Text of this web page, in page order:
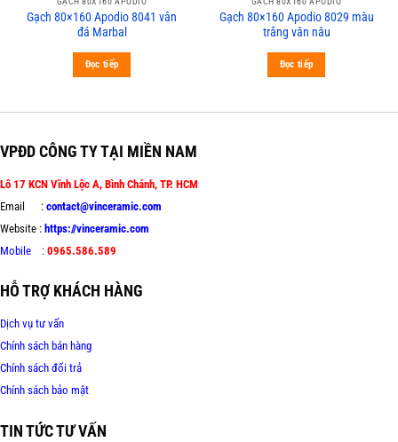
Gạch 80×160 Apodio 8041 vân
đá Marbal
Đọc tiếp
Gạch 80×160 Apodio 8029 màu
trắng vân nâu
Đọc tiếp
VPĐD CÔNG TY TẠI MIỀN NAM
Lô 17 KCN Vĩnh Lộc A, Bình Chánh, TP. HCM
Email : contact@vinceramic.com
Website : https://vinceramic.com
Mobile : 0965.586.589
HỖ TRỢ KHÁCH HÀNG
Dịch vụ tư vấn
Chính sách bán hàng
Chính sách đổi trả
Chính sách bảo mật
TIN TỨC TƯ VẤN